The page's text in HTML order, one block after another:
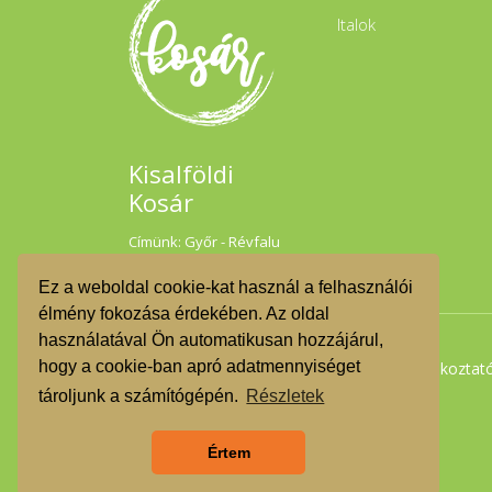
Ez a weboldal cookie-kat használ a felhasználói
élmény fokozása érdekében. Az oldal
használatával Ön automatikusan hozzájárul,
hogy a cookie-ban apró adatmennyiséget
tároljunk a számítógépén. Részletek
Értem
Kisalföldi
Kosár
Címünk: Győr - Révfalu
Italok
Tájékoztató termelőknek